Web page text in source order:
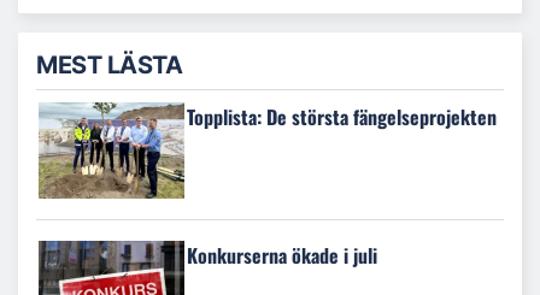
MEST LÄSTA
Topplista: De största fängelseprojekten
Konkurserna ökade i juli